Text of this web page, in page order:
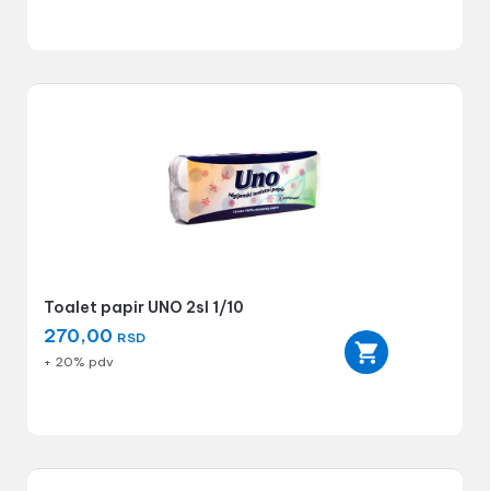
Toalet papir UNO 2sl 1/10
270,00 RSD
+ 20% pdv